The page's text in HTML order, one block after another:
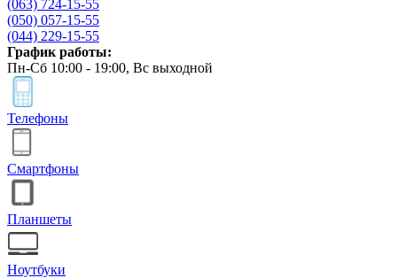
(063) 724-15-55
(050) 057-15-55
(044) 229-15-55
График работы:
Пн-Сб 10:00 - 19:00, Вс выходной
Телефоны
Смартфоны
Планшеты
Ноутбуки